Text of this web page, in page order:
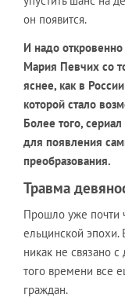
он появится.
И надо откровенно
Мария Певчих со
яснее, как в
которой стало
Более того,
для появления
преобразования.
Травма
Прошло уже почти
ельцинской
никак не связано
того времени все
граждан.